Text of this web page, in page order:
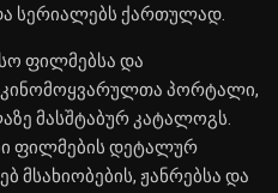
სერიალებს ქართულად.
ფილმებსა და
კინომოყვარულთა პორტალი,
მასშტაბურ კატალოგს.
ფილმების დეტალურ
მსახიობების, ჟანრებსა და